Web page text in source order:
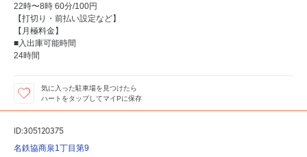
22時〜8時 60分/100円
【打切り・前払い設定など】
【月極料金】
■入出庫可能時間
24時間
気に入った駐車場を見つけたら
ハートをタップしてマイPに保存
ID:305120375
名鉄協商泉1丁目第9